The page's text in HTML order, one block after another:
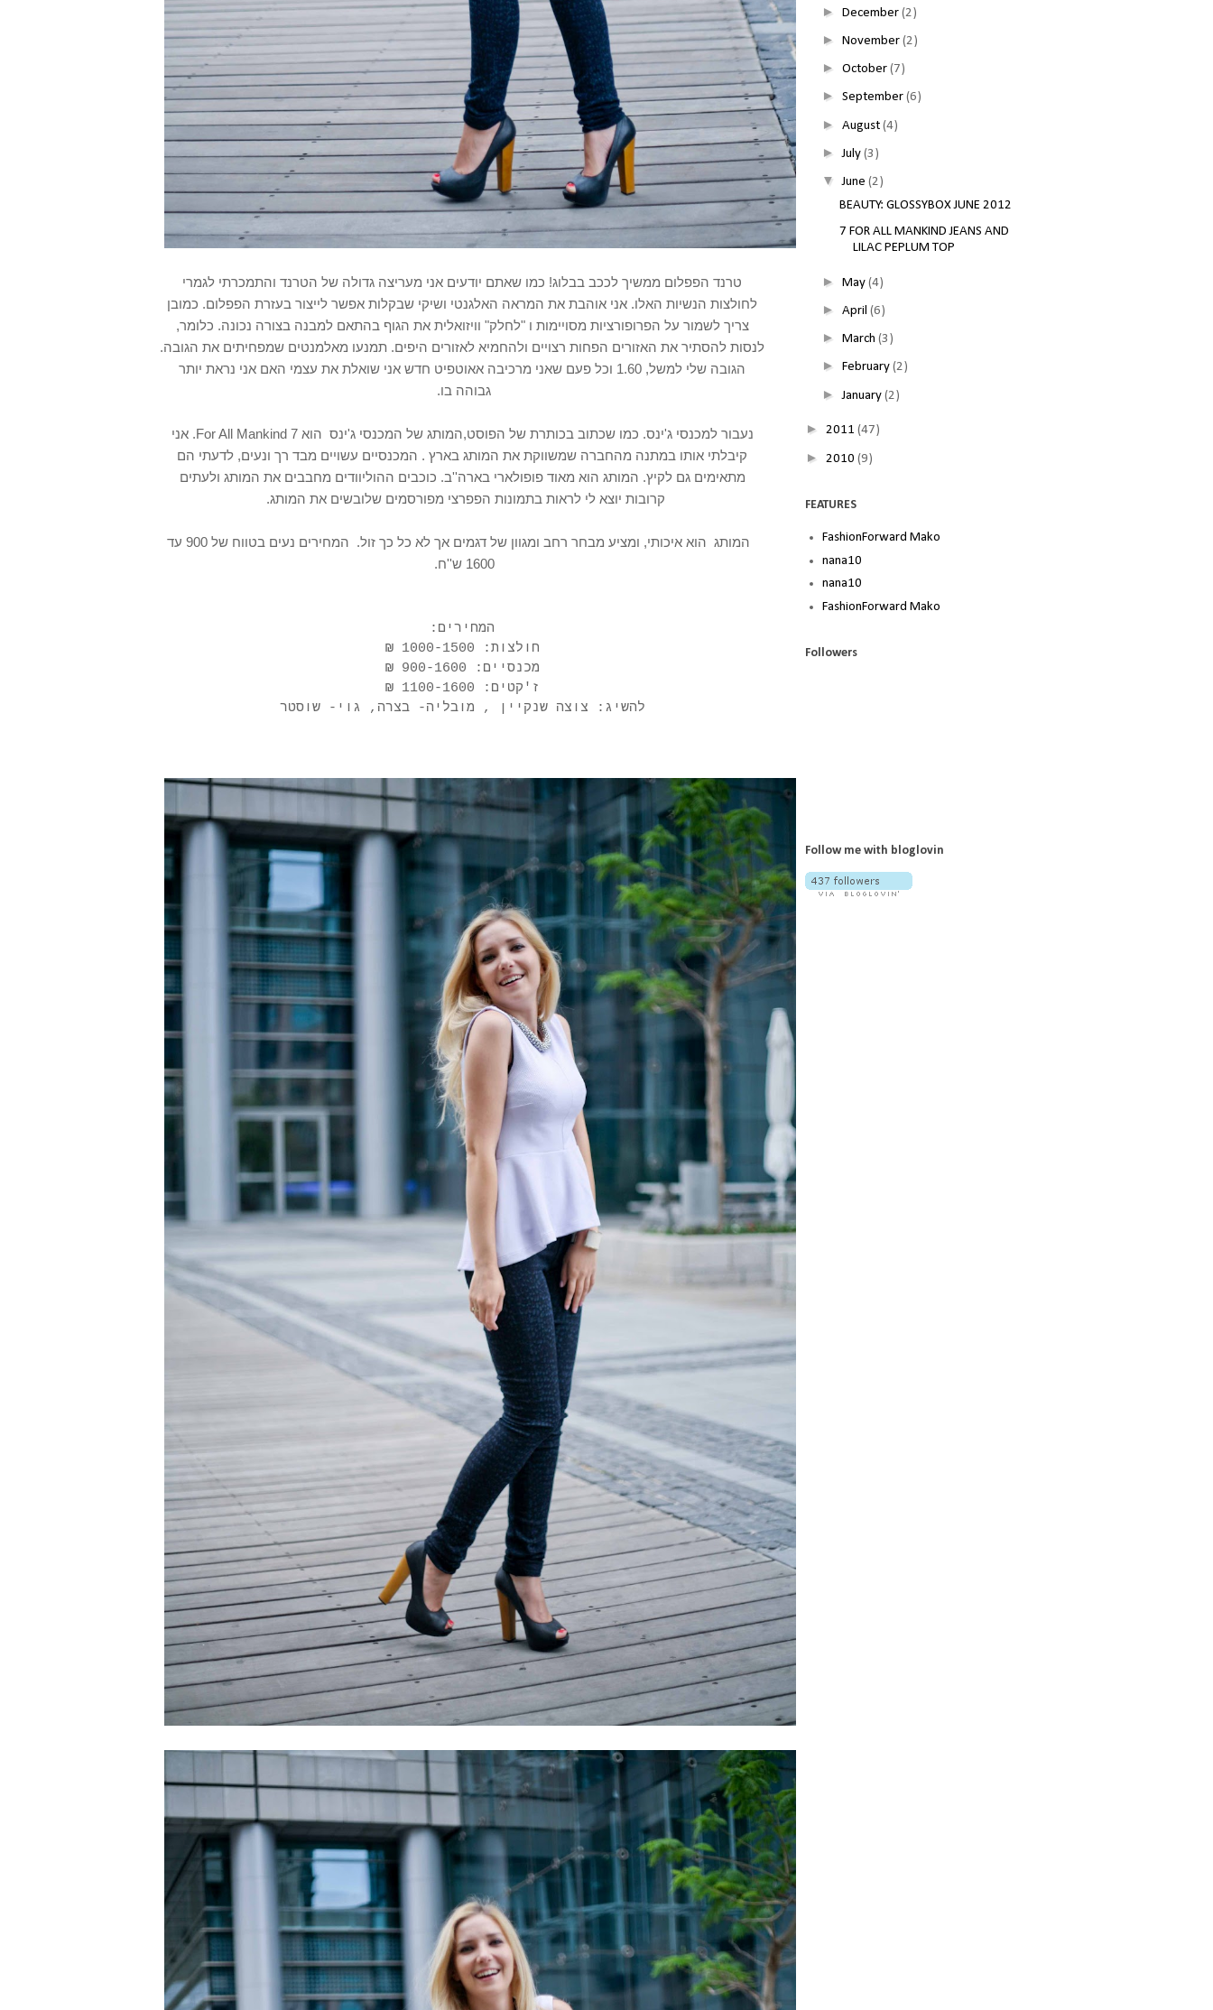
טרנד הפפלום ממשיך לככב בבלוג! כמו שאתם יודעים אני מעריצה גדולה של הטרנד והתמכרתי לגמרי
לחולצות הנשיות האלו. אני אוהבת את המראה האלגנטי ושיקי שבקלות אפשר לייצור בעזרת הפפלום. כמובן
צריך לשמור על הפרופורציות מסויימות ו "לחלק" וויזואלית את הגוף בהתאם למבנה בצורה נכונה. כלומר,
לנסות להסתיר את האזורים הפחות רצויים ולהחמיא לאזורים היפים. תמנעו מאלמנטים שמפחיתים את הגובה.
הגובה שלי למשל, 1.60 וכל פעם שאני מרכיבה אאוטפיט חדש אני שואלת את עצמי האם אני נראת יותר
גבוהה בו.
נעבור למכנסי ג'ינס. כמו שכתוב בכותרת של הפוסט,המותג של המכנסי ג'ינס הוא 7 For All Mankind. אני
קיבלתי אותו במתנה מהחברה שמשווקת את המותג בארץ . המכנסיים עשויים מבד רך ונעים, לדעתי הם
מתאימים גם לקיץ. המותג הוא מאוד פופולארי בארה''ב. כוכבים ההוליוודים מחבבים את המותג ולעתים
קרובות יוצא לי לראות בתמונות הפפרצי מפורסמים שלובשים את המותג.
המותג הוא איכותי, ומציע מבחר רחב ומגוון של דגמים אך לא כל כך זול. המחירים נעים בטווח של 900 עד
1600 ש''ח.
המחירים:
חולצות: 1000-1500 ₪
מכנסיים: 900-1600 ₪
ז'קטים: 1100-1600 ₪
להשיג: צוצה שנקיין , מובליה- בצרה , גוי- שוסטר
► December (2)
► November (2)
► October (7)
► September (6)
► August (4)
►July (3)
▼ June (2)
BEAUTY: GLOSSYBOX JUNE 2012
7 FOR ALL MANKIND JEANS AND
LILAC PEPLUM TOP
► May (4)
► April (6)
► March (3)
► February (2)
►January (2)
► 2011 (47)
► 2010 (9)
FEATURES
FashionForward Mako
nana10
nana10
FashionForward Mako
Followers
Follow me with bloglovin